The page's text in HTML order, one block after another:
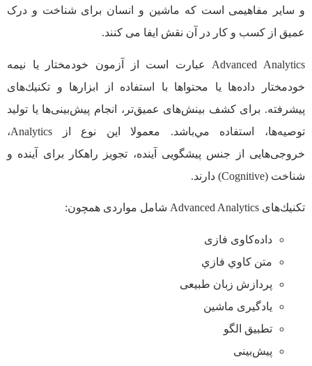
و سایر مفاهیمی است که ماشین و انسان برای شناخت و درک
عمیق از کسب و کار در آن نقش ایفا می کنند.
Advanced Analytics عبارت است از آزمون خودمختار يا نيمه
خودمختار داده‌ها يا محتواها با استفاده از ابزارها و تكنيك‌های
پيشرفته. برای كشف بينش‌های عميق‌تر، انجام پيش‌بينی‌ها يا توليد
توصيه‌ها، استفاده مي‌باشد. معمولا این نوع از Analytics،
خروجی‌هایی از جنس پیشگویی آینده، تجویز راهکار برای آینده و
شناخت (Cognitive) دارند.
تكنيك‌های Advanced Analytics شامل مواردی همچون:
داده‌كاوی فازی
متن کاوي فازي
پردازش زبان طبیعی
يادگيری ماشين
تطبيق الگو
پيش‌بينی